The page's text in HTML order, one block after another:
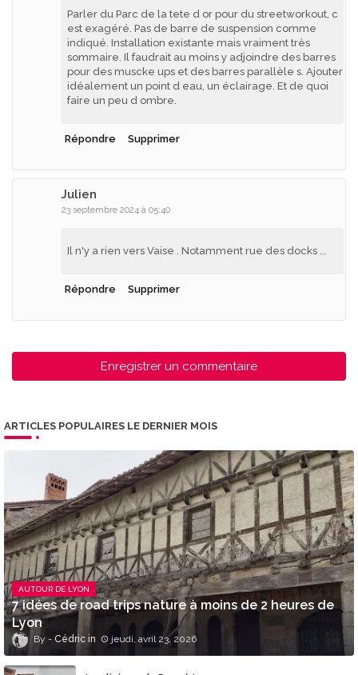
Parler du Parc de la tete d or pour du streetworkout, c
est exagéré. Pas de barre de suspension comme
indiqué. Installation existante mais vraiment très
sommaire. Il faudrait au moins y adjoindre des barres
pour des muscke ups et des barres parallèle s. Ajouter
idéalement un point d eau, un éclairage. Et de quoi
faire un peu d ombre.
Répondre Supprimer
Julien
23 septembre 2024 à 05:40
Il n'y a rien vers Vaise . Notamment rue des docks ...
Répondre Supprimer
Enregistrer un commentaire
ARTICLES POPULAIRES LE DERNIER MOIS
AUTOUR DE LYON
7 idées de road trips nature à moins de 2 heures de
Lyon
Cédric jeudi, avril 23, 2026